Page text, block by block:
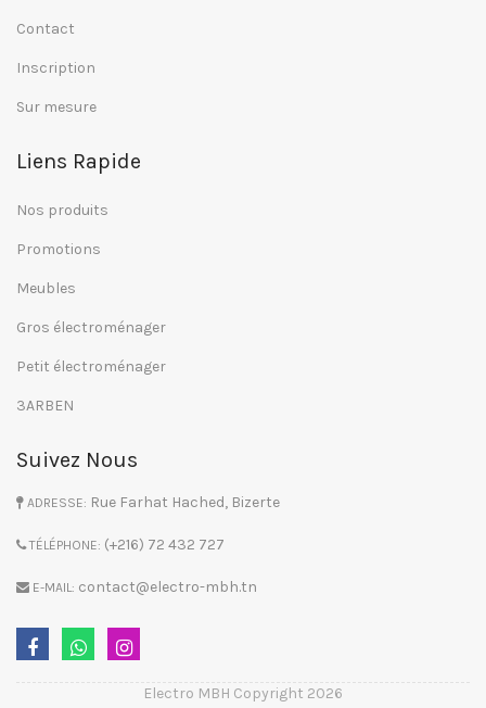
Contact
Inscription
Sur mesure
Liens Rapide
Nos produits
Promotions
Meubles
Gros électroménager
Petit électroménager
3ARBEN
Suivez Nous
ADRESSE: Rue Farhat Hached, Bizerte
TÉLÉPHONE: (+216) 72 432 727
E-MAIL: contact@electro-mbh.tn
Electro MBH Copyright 2026